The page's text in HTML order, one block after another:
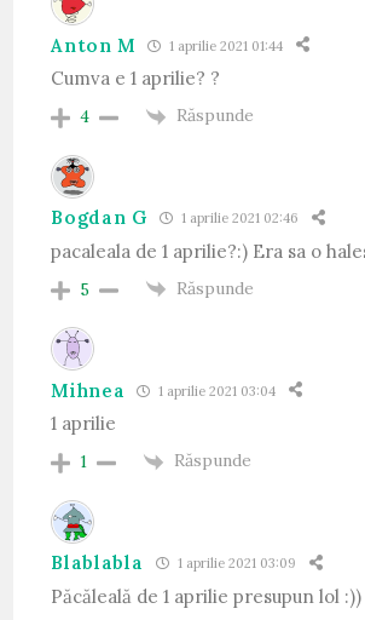
Anton M 1 aprilie 2021 01:44
Cumva e 1 aprilie? ?
4 Răspunde
Bogdan G 1 aprilie 2021 02:46
pacaleala de 1 aprilie?:) Era sa o
5 Răspunde
Mihnea 1 aprilie 2021 03:04
1 aprilie
1 Răspunde
Blablabla 1 aprilie 2021 03:09
Păcăleală de 1 aprilie presupun lol :))